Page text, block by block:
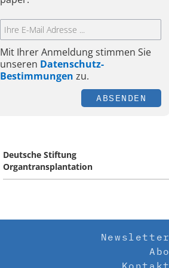
Mit Ihrer Anmeldung stimmen Sie
unseren Datenschutz-
Bestimmungen zu.
ABSENDEN
Deutsche Stiftung
Organtransplantation
Newsletter
Abo